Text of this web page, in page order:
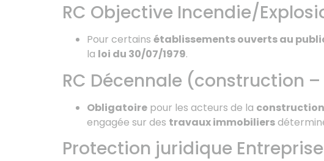
RC Objective Incendie/
Pour certains établissements ouverts au
la loi du 30/07/1979.
RC Décennale (construction –
Obligatoire pour les acteurs de la construction
engagée sur des travaux immobiliers
Protection juridique Entreprise